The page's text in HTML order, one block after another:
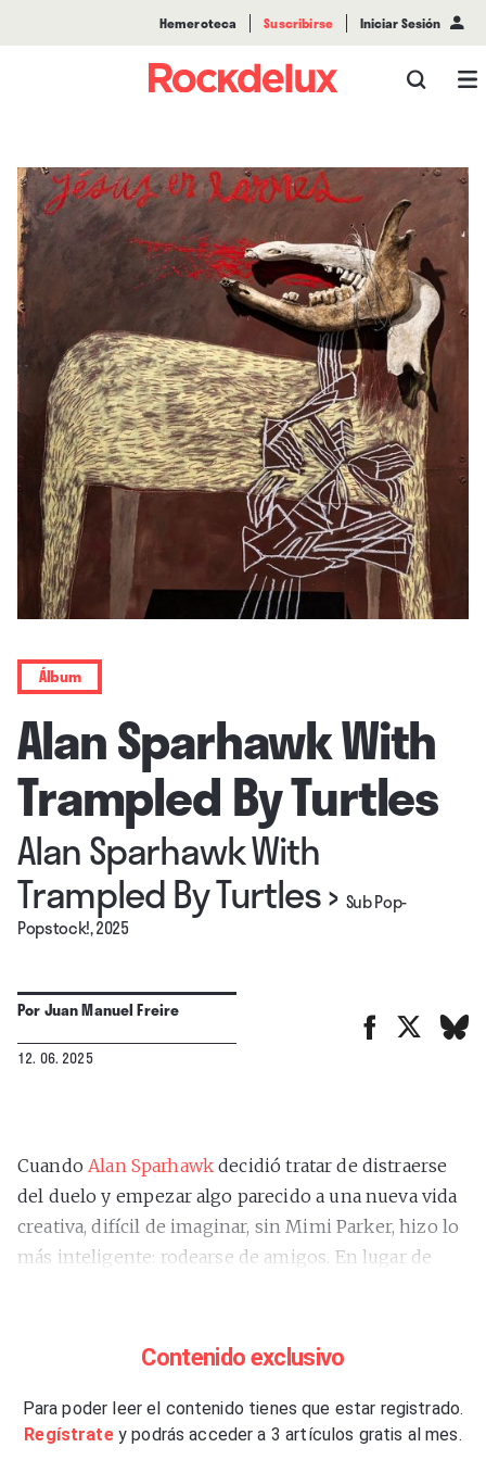
Hemeroteca Suscribirse Iniciar Sesión
Álbum
Alan Sparhawk With
Trampled By Turtles
Alan Sparhawk With
Trampled By Turtles› Sub Pop-
Popstock!, 2025
PorJuan Manuel Freire
12. 06. 2025
Cuando Alan Sparhawk decidió tratar de distraerse
del duelo y empezar algo parecido a una nueva vida
creativa, difícil de imaginar, sin Mimi Parker, hizo lo
más inteligente: rodearse de amigos. En lugar de
, grupo bluegrass también de Duluth que
Low.
Contenido exclusivo
Para poder leer el contenido tienes que estar registrado.
Regístrate y podrás acceder a 3 artículos gratis al mes.